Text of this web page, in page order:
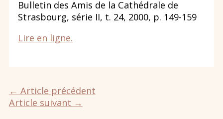
Bulletin des Amis de la Cathédrale de
Strasbourg, série II, t. 24, 2000, p. 149-159
Lire en ligne.
← Article précédent
Article suivant →